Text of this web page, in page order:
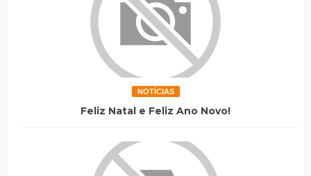
NOTÍCIAS
Feliz Natal e Feliz Ano Novo!